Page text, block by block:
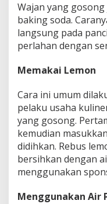
Wajan yang
baking soda.
langsung pada
perlahan ‎dengan
Memakai Lemon
Cara ini umum
pelaku usaha
yang gosong.
kemudian
didihkan. Rebus
bersihkan dengan
‎menggunakan
Menggunakan Air